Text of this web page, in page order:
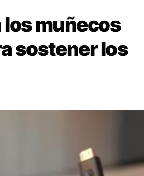
los muñecos
sostener los